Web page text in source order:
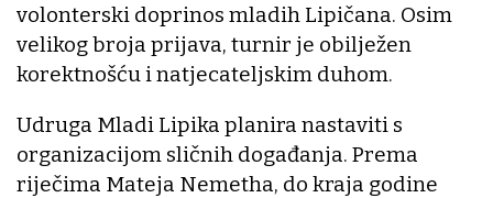
volonterski doprinos mladih Lipičana. Osim
velikog broja prijava, turnir je obilježen
korektnošću i natjecateljskim duhom.
Udruga Mladi Lipika planira nastaviti s
organizacijom sličnih događanja. Prema
riječima Mateja Nemetha, do kraja godine